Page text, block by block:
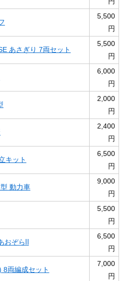
5,500
円
あさぎり 7両セット
5,500
円
6,000
円
2,000
円
2,400
円
キット
6,500
円
動力車
9,000
円
5,500
円
ぞらⅡ
6,500
円
両編成セット
7,000
円